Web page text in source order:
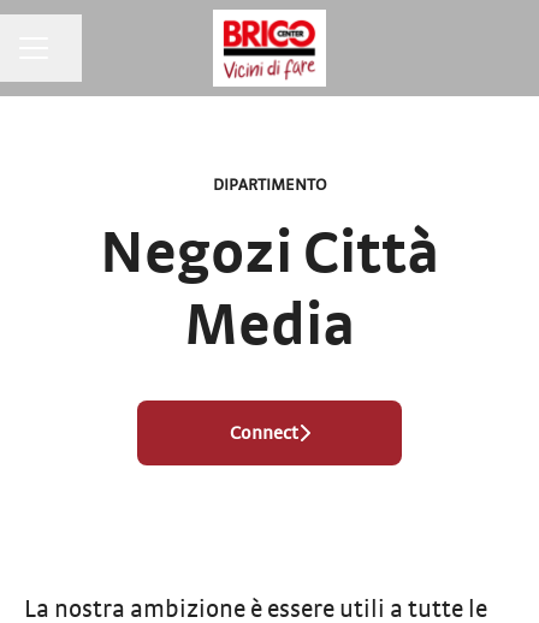
DIPARTIMENTO
Negozi Città
Media
Connect
La nostra ambizione è essere utili a tutte le